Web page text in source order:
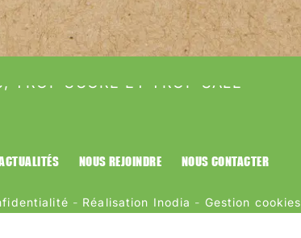
TROP SUCRÉ ET TROP SALÉ
NOUS REJOINDRE NOUS CONTACTER
- Réalisation Inodia - Gestion cookies